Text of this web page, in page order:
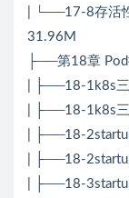
| └──17-8存活
31.96M
├──第18章 Pod
| ├──18-1k8s
| ├──18-1k8s
| ├──18-
| ├──18-
| ├──18-